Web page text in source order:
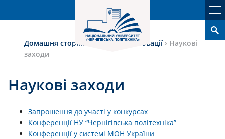
Домашня сторінка›Наука та інновації › Наукові
заходи
Наукові заходи
Запрошення до участі у конкурсах
Конференції НУ “Чернігівська політехніка”
Конференції у системі МОН України